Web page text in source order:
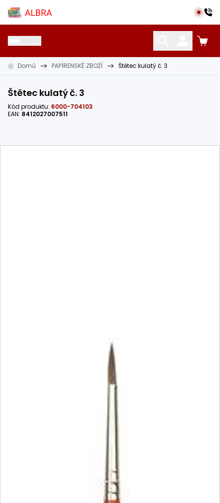
Přeskočit na hlavní obsah
Albra s.r.o.
OSTATNÍ POMŮCKY
Domů PAPÍRENSKÉ ZBOŽÍ Štětec kulatý č. 3
Štětec kulatý č. 3
Kód produktu: 6000-704103
EAN: 8412027007511